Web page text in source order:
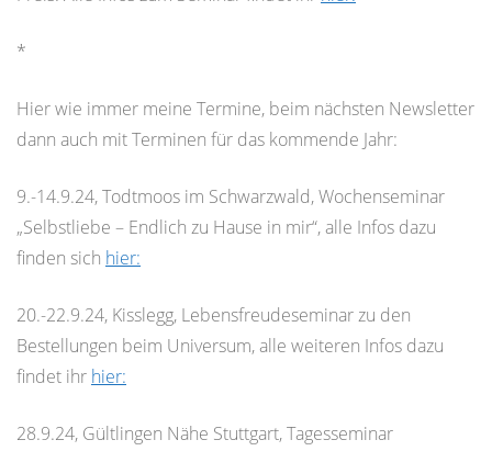
*
Hier wie immer meine Termine, beim nächsten Newsletter
dann auch mit Terminen für das kommende Jahr:
9.-14.9.24, Todtmoos im Schwarzwald, Wochenseminar
„Selbstliebe – Endlich zu Hause in mir“, alle Infos dazu
finden sich hier:
20.-22.9.24, Kisslegg, Lebensfreudeseminar zu den
Bestellungen beim Universum, alle weiteren Infos dazu
findet ihr hier:
28.9.24, Gültlingen Nähe Stuttgart, Tagesseminar